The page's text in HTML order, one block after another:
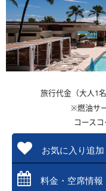
旅行代金（大人1名
※燃油サ
コース
お気に入り追
料金・空席情報